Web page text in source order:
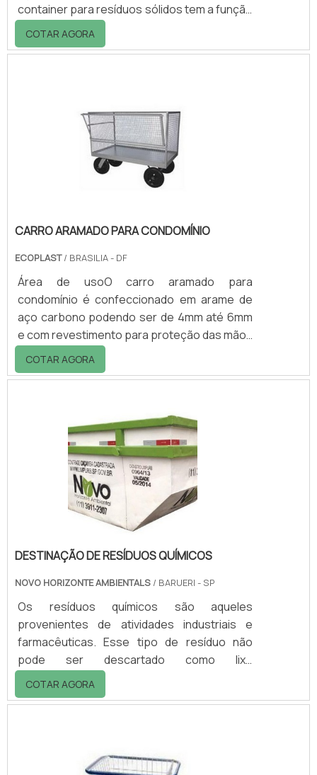
container para resíduos sólidos tem a função
de transportar lixo, seja ela de hospitais,
escolas, indústrias, restaurantes, comércios
capacidades de 120 l, 240 l ou 360 l e os de
quatro rodas com capacidades de 370 l, 570 l,
660 l e 1000 l.Ao todo, o container para
COTAR AGORA
CARRO ARAMADO PARA CONDOMÍNIO
ECOPLAST/ BRASILIA - DF
Área de usoO carro aramado para
condomínio é confeccionado em arame de
aço carbono podendo ser de 4mm até 6mm
e com revestimento para proteção das mãos
(em alguns modelos) este tipo de utensilio
foi desenvolvido para facilitar o transporte
residenciais.Além do carro aramado para
condomínio ser um importante aliado para a
movimentação é também usado para o
armazenamento de produtos diversos, isso
porque pode ser empregado também.
COTAR AGORA
DESTINAÇÃO DE RESÍDUOS QUÍMICOS
NOVO HORIZONTE AMBIENTALS / BARUERI - SP
Os resíduos químicos são aqueles
provenientes de atividades industriais e
farmacêuticas. Esse tipo de resíduo não
pode ser descartado como lixo
convencional, pois pode oferecer riscos à
saúde e ao meio ambiente. Sendo assim, a
DIVERSOS MATERIAISExistem diversos tipos
COTAR AGORA